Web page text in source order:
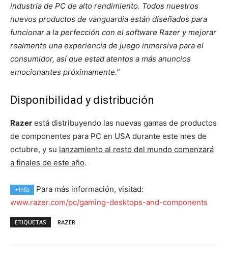
industria de PC de alto rendimiento. Todos nuestros
nuevos productos de vanguardia están diseñados para
funcionar a la perfección con el software Razer y mejorar
realmente una experiencia de juego inmersiva para el
consumidor, así que estad atentos a más anuncios
emocionantes próximamente.”
Disponibilidad y distribución
Razer está distribuyendo las nuevas gamas de productos
de componentes para PC en USA durante este mes de
octubre, y su lanzamiento al resto del mundo comenzará
a finales de este año.
+Info
Para más información, visitad:
www.razer.com/pc/gaming-desktops-and-components
ETIQUETAS RAZER